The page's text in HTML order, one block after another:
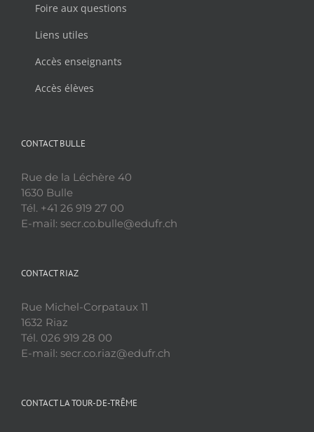
Foire aux questions
Liens utiles
Accès enseignants
Accès élèves
CONTACT BULLE
Rue de la Léchère 40
1630 Bulle
Tél. +41 26 919 27 00
E-mail: secr.co.bulle@edufr.ch
CONTACT RIAZ
Rue Michel-Corpataux 11
1632 Riaz
Tél. 026 919 28 00
E-mail: secr.co.riaz@edufr.ch
CONTACT LA TOUR-DE-TRÊME